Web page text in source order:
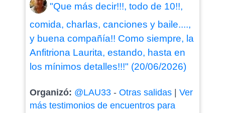
"Que más decir!!!, todo de 10!!,
comida, charlas, canciones y baile....,
y buena compañía!! Como siempre, la
Anfitriona Laurita, estando, hasta en
los mínimos detalles!!!" (20/06/2026)
Organizó: @LAU33- Otras salidas| Ver
más testimonios de encuentros para